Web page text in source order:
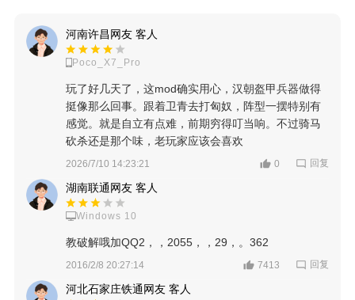
河南许昌网友 客人
Poco_X7_Pro
玩了好几天了，这mod确实用心，汉朝盔甲兵器做得
挺像那么回事。跟着卫青去打匈奴，阵型一摆特别有
感觉。就是自立有点难，前期穷得叮当响。不过骑马
砍杀还是那个味，老玩家应该会喜欢
2026/7/10 14:23:21 0 回复
湖南联通网友 客人
Windows 10
教破解哦加QQ2，，2055，，29，。362
2016/2/8 20:27:14 7413 回复
河北石家庄铁通网友 客人